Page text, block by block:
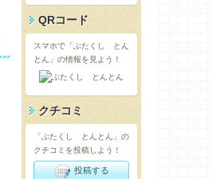
QRコード
スマホで「ぶたくし とん
とん」の情報を見よう！
クチコミ
「ぶたくし とんとん」の
クチコミを投稿しよう！
投稿する